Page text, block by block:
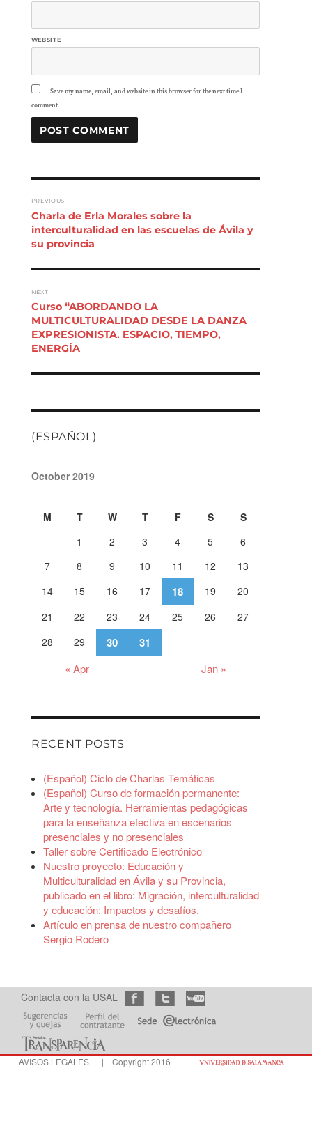
WEBSITE
Save my name, email, and website in this browser for the next time I
comment.
PREVIOUS
Previous
post:
Charla de Erla Morales sobre la
interculturalidad en las escuelas de Ávila y
su provincia
NEXT
Next
post:
Curso “ABORDANDO LA
MULTICULTURALIDAD DESDE LA DANZA
EXPRESIONISTA. ESPACIO, TIEMPO,
ENERGÍA
(ESPAÑOL)
October 2019
M T W T F S
S
1
2 3 4 5
6
7
8 9 10 11 12
13
14
15 16 17 18 19
20
21
22 23 24 25 26
27
28
29 30 31
« Apr Jan »
RECENT POSTS
(Español) Ciclo de Charlas Temáticas
(Español) Curso de formación permanente:
Arte y tecnología. Herramientas pedagógicas
para la enseñanza efectiva en escenarios
presenciales y no presenciales
Taller sobre Certificado Electrónico
Nuestro proyecto: Educación y
Multiculturalidad en Ávila y su Provincia,
publicado en el libro: Migración, interculturalidad
y educación: Impactos y desafíos.
Artículo en prensa de nuestro compañero
Sergio Rodero
Contacta con la USAL
AVISOS LEGALES| Copyright 2016 |